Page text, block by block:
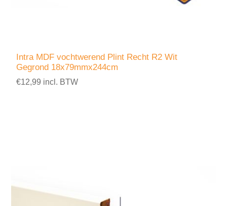
Intra MDF vochtwerend Plint Recht R2 Wit
Gegrond 18x79mmx244cm
€12,99 incl. BTW